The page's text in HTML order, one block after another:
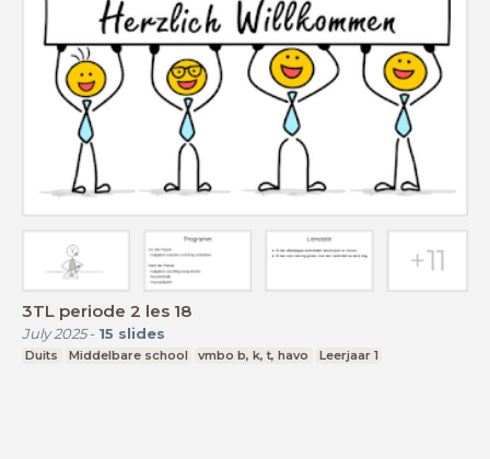
3TL periode 2 les 18
July 2025- 15 slides
Duits Middelbare school vmbo b, k, t, havo Leerjaar 1